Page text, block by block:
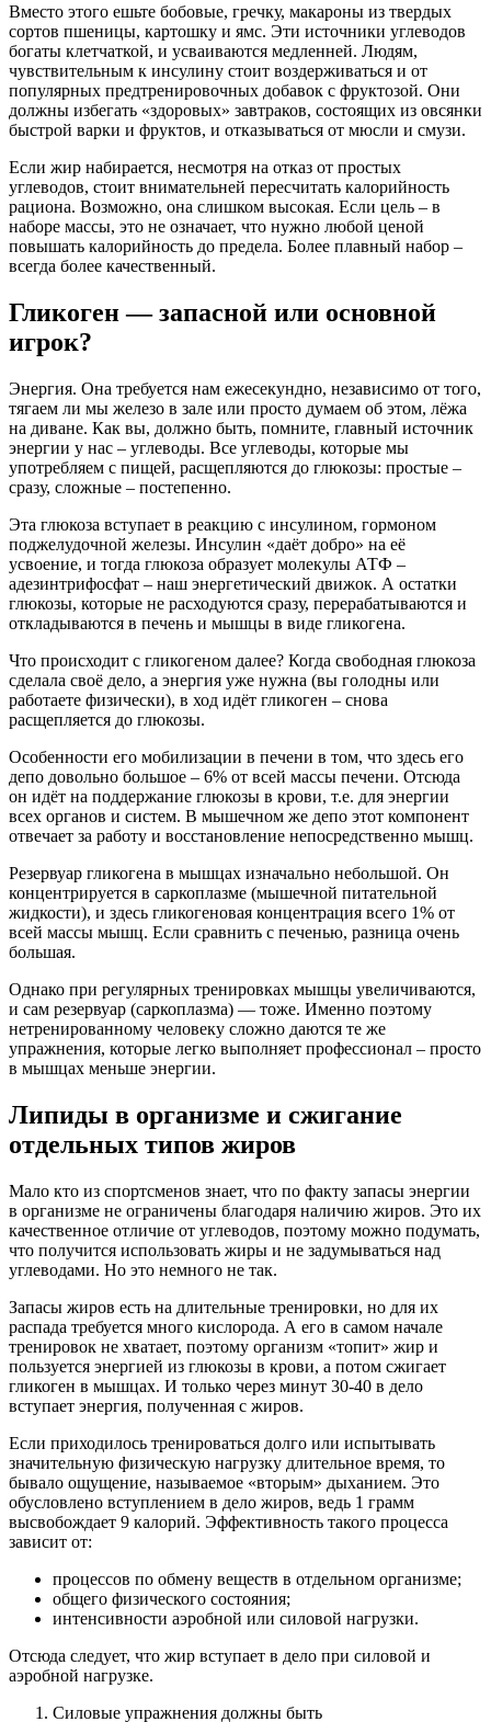
Вместо этого ешьте бобовые, гречку, макароны из твердых
сортов пшеницы, картошку и ямс. Эти источники углеводов
богаты клетчаткой, и усваиваются медленней. Людям,
чувствительным к инсулину стоит воздерживаться и от
популярных предтренировочных добавок с фруктозой. Они
должны избегать «здоровых» завтраков, состоящих из овсянки
быстрой варки и фруктов, и отказываться от мюсли и смузи.
Если жир набирается, несмотря на отказ от простых
углеводов, стоит внимательней пересчитать калорийность
рациона. Возможно, она слишком высокая. Если цель – в
наборе массы, это не означает, что нужно любой ценой
повышать калорийность до предела. Более плавный набор –
всегда более качественный.
Гликоген — запасной или основной
игрок?
Энергия. Она требуется нам ежесекундно, независимо от того,
тягаем ли мы железо в зале или просто думаем об этом, лёжа
на диване. Как вы, должно быть, помните, главный источник
энергии у нас – углеводы. Все углеводы, которые мы
употребляем с пищей, расщепляются до глюкозы: простые –
сразу, сложные – постепенно.
Эта глюкоза вступает в реакцию с инсулином, гормоном
поджелудочной железы. Инсулин «даёт добро» на её
усвоение, и тогда глюкоза образует молекулы АТФ –
адезинтрифосфат – наш энергетический движок. А остатки
глюкозы, которые не расходуются сразу, перерабатываются и
откладываются в печень и мышцы в виде гликогена.
Что происходит с гликогеном далее? Когда свободная глюкоза
сделала своё дело, а энергия уже нужна (вы голодны или
работаете физически), в ход идёт гликоген – снова
расщепляется до глюкозы.
Особенности его мобилизации в печени в том, что здесь его
депо довольно большое – 6% от всей массы печени. Отсюда
он идёт на поддержание глюкозы в крови, т.е. для энергии
всех органов и систем. В мышечном же депо этот компонент
отвечает за работу и восстановление непосредственно мышц.
Резервуар гликогена в мышцах изначально небольшой. Он
концентрируется в саркоплазме (мышечной питательной
жидкости), и здесь гликогеновая концентрация всего 1% от
всей массы мышц. Если сравнить с печенью, разница очень
большая.
Однако при регулярных тренировках мышцы увеличиваются,
и сам резервуар (саркоплазма) — тоже. Именно поэтому
нетренированному человеку сложно даются те же
упражнения, которые легко выполняет профессионал – просто
в мышцах меньше энергии.
Липиды в организме и сжигание
отдельных типов жиров
Мало кто из спортсменов знает, что по факту запасы энергии
в организме не ограничены благодаря наличию жиров. Это их
качественное отличие от углеводов, поэтому можно подумать,
что получится использовать жиры и не задумываться над
углеводами. Но это немного не так.
Запасы жиров есть на длительные тренировки, но для их
распада требуется много кислорода. А его в самом начале
тренировок не хватает, поэтому организм «топит» жир и
пользуется энергией из глюкозы в крови, а потом сжигает
гликоген в мышцах. И только через минут 30-40 в дело
вступает энергия, полученная с жиров.
Если приходилось тренироваться долго или испытывать
значительную физическую нагрузку длительное время, то
бывало ощущение, называемое «вторым» дыханием. Это
обусловлено вступлением в дело жиров, ведь 1 грамм
высвобождает 9 калорий. Эффективность такого процесса
зависит от:
процессов по обмену веществ в отдельном организме;
общего физического состояния;
интенсивности аэробной или силовой нагрузки.
Отсюда следует, что жир вступает в дело при силовой и
аэробной нагрузке.
Силовые упражнения должны быть